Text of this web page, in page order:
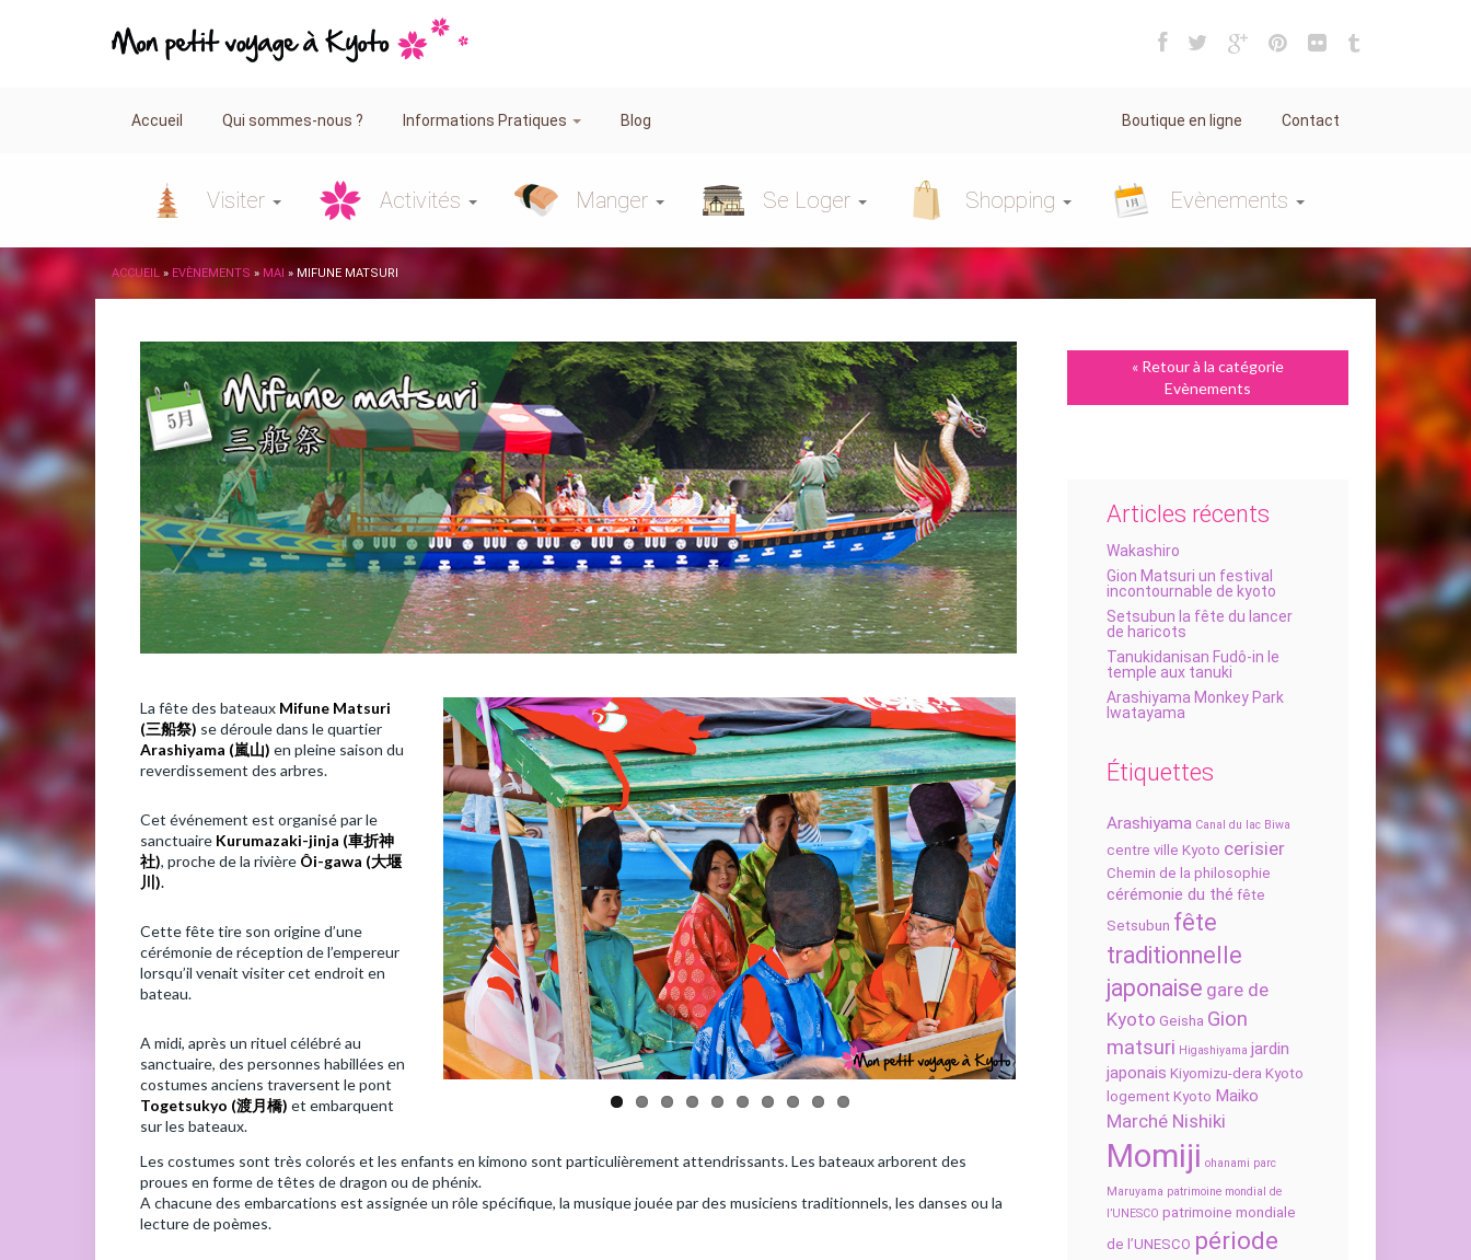
Accueil Qui sommes-nous ? Informations Pratiques Blog Boutique en ligne Contact
Visiter Activités Manger Se Loger Shopping Evènements
ACCUEIL » EVÈNEMENTS » MAI » MIFUNE MATSURI
« Retour à la catégorie
Evènements
Articles récents
Wakashiro
Gion Matsuri un festival
incontournable de kyoto
Setsubun la fête du lancer
de haricots
Tanukidanisan Fudô-in le
temple aux tanuki
Arashiyama Monkey Park
Iwatayama
Étiquettes
Arashiyama Canal du lac Biwa
centre ville Kyoto cerisier
Chemin de la philosophie
cérémonie du thé fête
Setsubun fête
traditionnelle
japonaise gare de
Kyoto Geisha Gion
matsuri Higashiyama jardin
japonais Kiyomizu-dera Kyoto
logement Kyoto Maiko
Marché Nishiki
Momiji ohanami parc
Maruyama patrimoine mondial de
l’UNESCO patrimoine mondiale
de l’UNESCO période
La fête des bateaux Mifune Matsuri
(三船祭) se déroule dans le quartier
Arashiyama (嵐山) en pleine saison du
reverdissement des arbres.
Cet événement est organisé par le
sanctuaire Kurumazaki-jinja (車折神
社), proche de la rivière Ôi-gawa (大堰
川 ).
Cette fête tire son origine d’une
cérémonie de réception de l’empereur
lorsqu’il venait visiter cet endroit en
bateau.
A midi, après un rituel célébré au
sanctuaire, des personnes habillées en
costumes anciens traversent le pont
Togetsukyo (渡月橋) et embarquent
sur les bateaux.
Les costumes sont très colorés et les enfants en kimono sont particulièrement attendrissants. Les bateaux arborent des
proues en forme de têtes de dragon ou de phénix.
A chacune des embarcations est assignée un rôle spécifique, la musique jouée par des musiciens traditionnels, les danses ou la
lecture de poèmes.